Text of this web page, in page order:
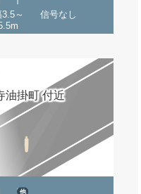
～
信号なし
油掛町 付近
他